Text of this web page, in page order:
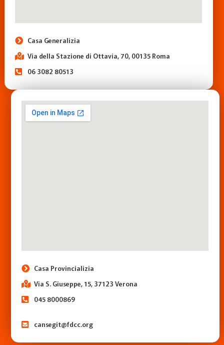
Casa Generalizia
Via della Stazione di Ottavia, 70, 00135 Roma
06 3082 80513
Casa Provincializia
Via S. Giuseppe, 15, 37123 Verona
045 8000869
cansegit@fdcc.org